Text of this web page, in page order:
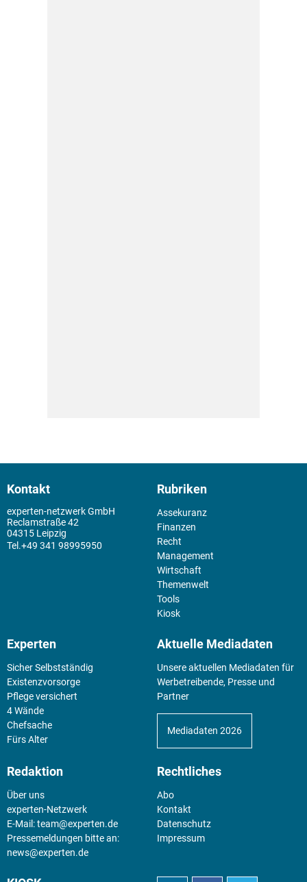
Kontakt
experten-netzwerk GmbH
Reclamstraße 42
04315 Leipzig
+49 341 98995950
Rubriken
Assekuranz
Finanzen
Recht
Management
Wirtschaft
Themenwelt
Tools
Kiosk
Experten
Sicher Selbstständig
Existenz­vorsorge
Pflege versichert
4 Wände
Chefsache
Fürs Alter
Aktuelle Mediadaten
Unsere aktuellen Mediadaten für
Werbetreibende, Presse und
Partner
Mediadaten 2026
Redaktion
Über uns
experten-Netzwerk
E-Mail:team@experten.de
Pressemeldungen bitte an:
news@experten.de
Rechtliches
Abo
Kontakt
Datenschutz
Impressum